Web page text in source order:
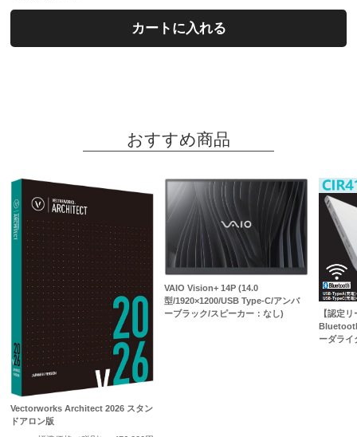
カートに入れる
おすすめ商品
Vectorworks Architect 2026 スタン
ドアロン版
VAIO Vision+ 14P (14.0
型/1920×1200/USB Type-C/アンバ
ーブラック/スピーカー：なし)
【認定
ーダライ